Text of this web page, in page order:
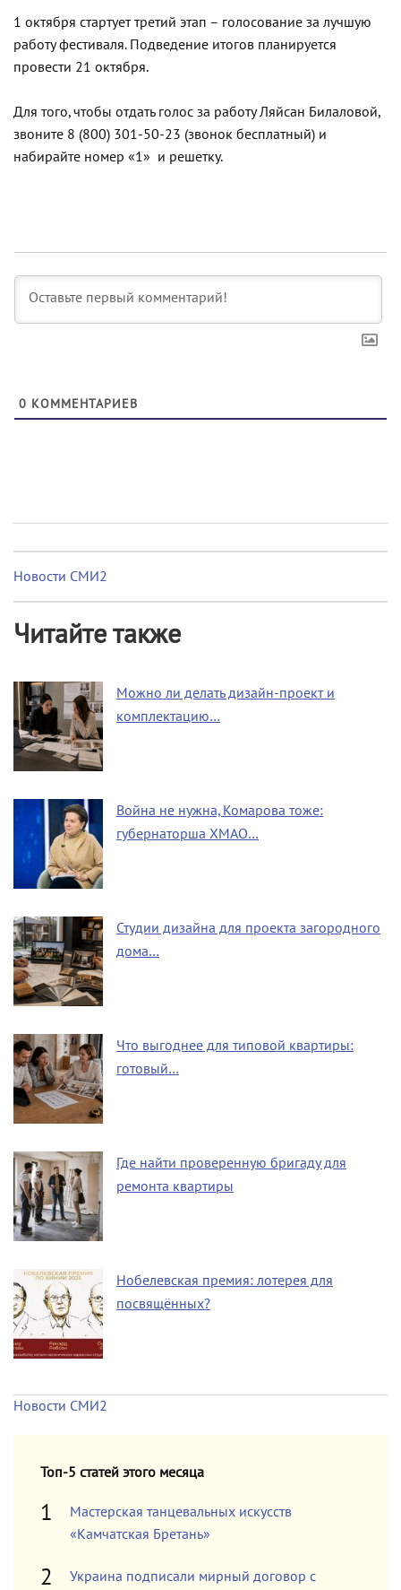
1 октября стартует третий этап – голосование за лучшую
работу фестиваля. Подведение итогов планируется
провести 21 октября.
Для того, чтобы отдать голос за работу Ляйсан Билаловой,
звоните 8 (800) 301-50-23 (звонок бесплатный) и
набирайте номер «1» и решетку.
0 КОММЕНТАРИЕВ
Новости СМИ2
Читайте также
Можно ли делать дизайн-проект и
комплектацию…
Война не нужна, Комарова тоже:
губернаторша ХМАО…
Студии дизайна для проекта загородного
дома…
Что выгоднее для типовой квартиры:
готовый…
Где найти проверенную бригаду для
ремонта квартиры
Нобелевская премия: лотерея для
посвящённых?
Новости СМИ2
Топ-5 статей этого месяца
Мастерская танцевальных искусств
«Камчатская Бретань»
Украина подписали мирный договор с